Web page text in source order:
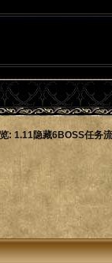
: 1.11隐藏6BOSS任务